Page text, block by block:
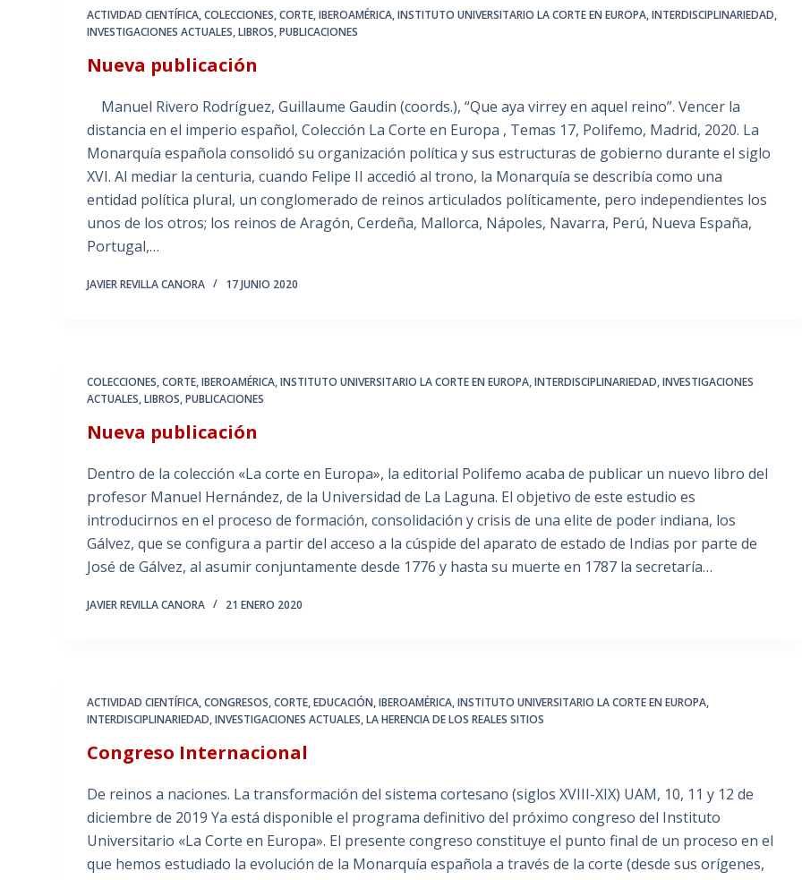
ACTIVIDAD CIENTÍFICA,COLECCIONES,CORTE,IBEROAMÉRICA,INSTITUTO UNIVERSITARIO LA CORTE EN EUROPA,INTERDISCIPLINARIEDAD,
INVESTIGACIONES ACTUALES,LIBROS,PUBLICACIONES
Nueva publicación
Manuel Rivero Rodríguez, Guillaume Gaudin (coords.), “Que aya virrey en aquel reino”. Vencer la
distancia en el imperio español, Colección La Corte en Europa , Temas 17, Polifemo, Madrid, 2020. La
Monarquía española consolidó su organización política y sus estructuras de gobierno durante el siglo
XVI. Al mediar la centuria, cuando Felipe II accedió al trono, la Monarquía se describía como una
entidad política plural, un conglomerado de reinos articulados políticamente, pero independientes los
unos de los otros; los reinos de Aragón, Cerdeña, Mallorca, Nápoles, Navarra, Perú, Nueva España,
Portugal,…
JAVIER REVILLA CANORA 17 JUNIO 2020
COLECCIONES,CORTE,IBEROAMÉRICA,INSTITUTO UNIVERSITARIO LA CORTE EN EUROPA,INTERDISCIPLINARIEDAD,INVESTIGACIONES
ACTUALES,LIBROS,PUBLICACIONES
Nueva publicación
Dentro de la colección «La corte en Europa», la editorial Polifemo acaba de publicar un nuevo libro del
profesor Manuel Hernández, de la Universidad de La Laguna. El objetivo de este estudio es
introducirnos en el proceso de formación, consolidación y crisis de una elite de poder indiana, los
Gálvez, que se configura a partir del acceso a la cúspide del aparato de estado de Indias por parte de
José de Gálvez, al asumir conjuntamente desde 1776 y hasta su muerte en 1787 la secretaría…
JAVIER REVILLA CANORA 21 ENERO 2020
ACTIVIDAD CIENTÍFICA,CONGRESOS,CORTE,EDUCACIÓN,IBEROAMÉRICA,INSTITUTO UNIVERSITARIO LA CORTE EN EUROPA,
INTERDISCIPLINARIEDAD,INVESTIGACIONES ACTUALES,LA HERENCIA DE LOS REALES SITIOS
Congreso Internacional
De reinos a naciones. La transformación del sistema cortesano (siglos XVIII-XIX) UAM, 10, 11 y 12 de
diciembre de 2019 Ya está disponible el programa definitivo del próximo congreso del Instituto
Universitario «La Corte en Europa». El presente congreso constituye el punto final de un proceso en el
que hemos estudiado la evolución de la Monarquía española a través de la corte (desde sus orígenes,